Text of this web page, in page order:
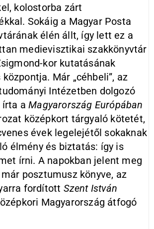
kolostorba zárt
Sokáig a Magyar Posta
élén állt, így lett ez a
medievisztikai szakkönyvtár
kor kutatásának
Már „céhbeli”, az
Intézetben dolgozó
írta aMagyarország Európában
középkort tárgyaló kötetét,
évek legelejétől sokaknak
élmény és biztatás: így is
írni. A napokban jelent meg
posztumusz könyve, az
fordított Szent István
Magyarország átfogó